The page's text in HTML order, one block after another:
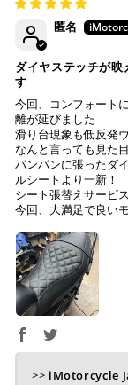
銀行振込
ご注文時に
お振り込み
入金確認が
※ お支払期
り、万が一
せて頂きま
※ 振込手数
匿名
ダイヤステッチが
す
今回、コンフォート
離が延びました
滑り台現象も低反発
なんと言っても見た
パンパンに張ったダ
ルシートより一新！
シート張替えサービ
今回、大満足で良い
>> iMotorcycle